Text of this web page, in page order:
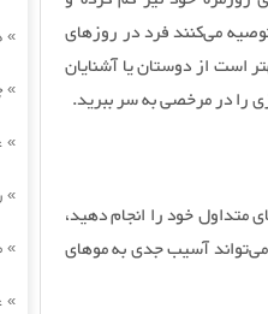
»
»
»
»
»
»
در ۳ روز اول! پزشکان توصیه می‌کنند فرد در روزهای
است از دوستان یا آشنایان
را در مرخصی به سر ببرید.
متداول خود را انجام دهید،
آسیب جدی به موهای